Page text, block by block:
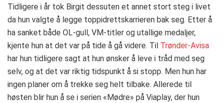
Tidligere i år tok Birgit dessuten et annet stort steg i livet
da hun valgte å legge toppidrettskarrieren bak seg. Etter å
ha sanket både OL-gull, VM-titler og utallige medaljer,
kjente hun at det var på tide å gå videre. Til Trønder-Avisa
har hun tidligere sagt at hun ønsker å leve i tråd med seg
selv, og at det var riktig tidspunkt å si stopp. Men hun har
ingen planer om å trekke seg helt tilbake. Allerede til
høsten blir hun å se i serien «Mødre» på Viaplay, der hun